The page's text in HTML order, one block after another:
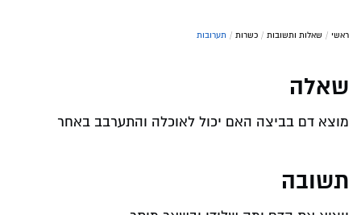
ראשי / שאלות ותשובות / כשרות / תערובות
שאלה
מוצא דם בביצה האם יכול לאוכלה והתערבב באחר
תשובה